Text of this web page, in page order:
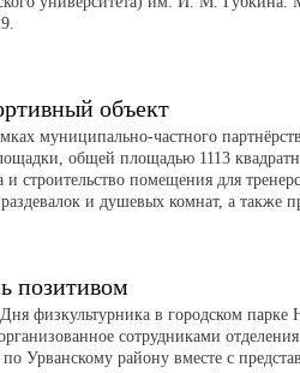
объект
муниципально-частного
общей площадью 1113
и строительство помещения для
раздевалок и душевых комнат, а также
позитивом
физкультурника в городском парке
сотрудниками
Урванскому району вместе с